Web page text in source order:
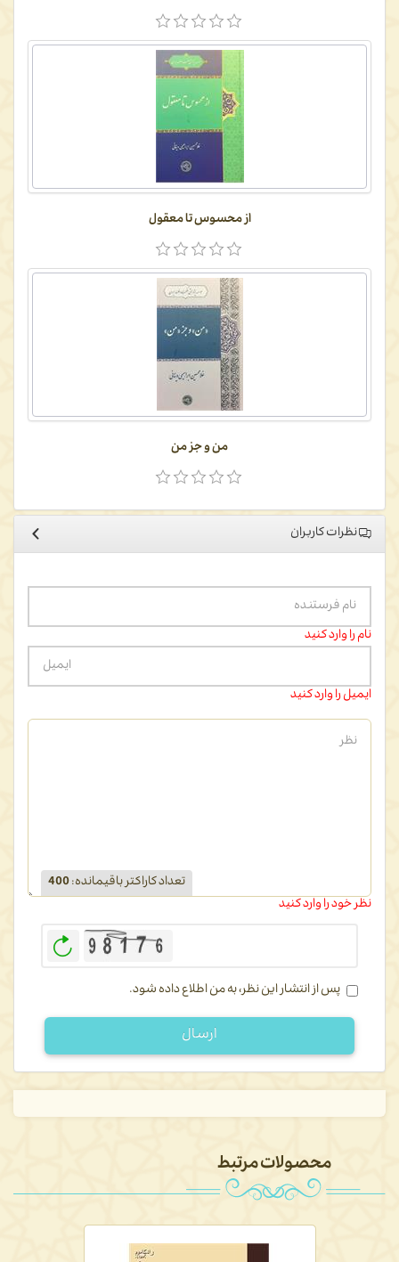
از محسوس تا معقول
من و جز من
نظرات کاربران
نام را وارد کنید
ایمیل را وارد کنید
تعداد کاراکتر باقیمانده:
400
نظر خود را وارد کنید
پس از انتشار این نظر، به من اطلاع داده شود.
ارسال
محصولات مرتبط